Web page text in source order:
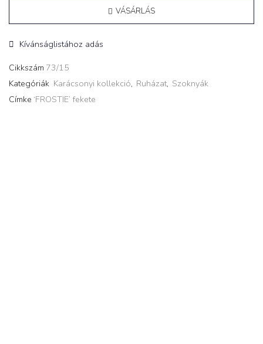
VÁSÁRLÁS
Kívánságlistához adás
Cikkszám 73/15
Kategóriák Karácsonyi kollekció, Ruházat, Szoknyák
Címke ‘FROSTIE’ fekete